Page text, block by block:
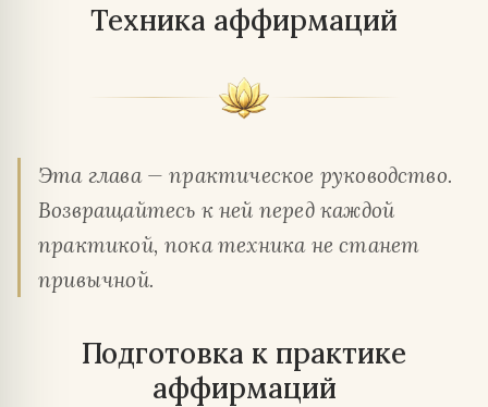
Техника аффирмаций
Эта глава — практическое руководство.
Возвращайтесь к ней перед каждой
практикой, пока техника не станет
привычной.
Подготовка к практике
аффирмаций